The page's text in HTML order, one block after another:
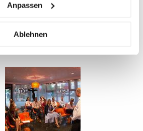
Anpassen
Ablehnen